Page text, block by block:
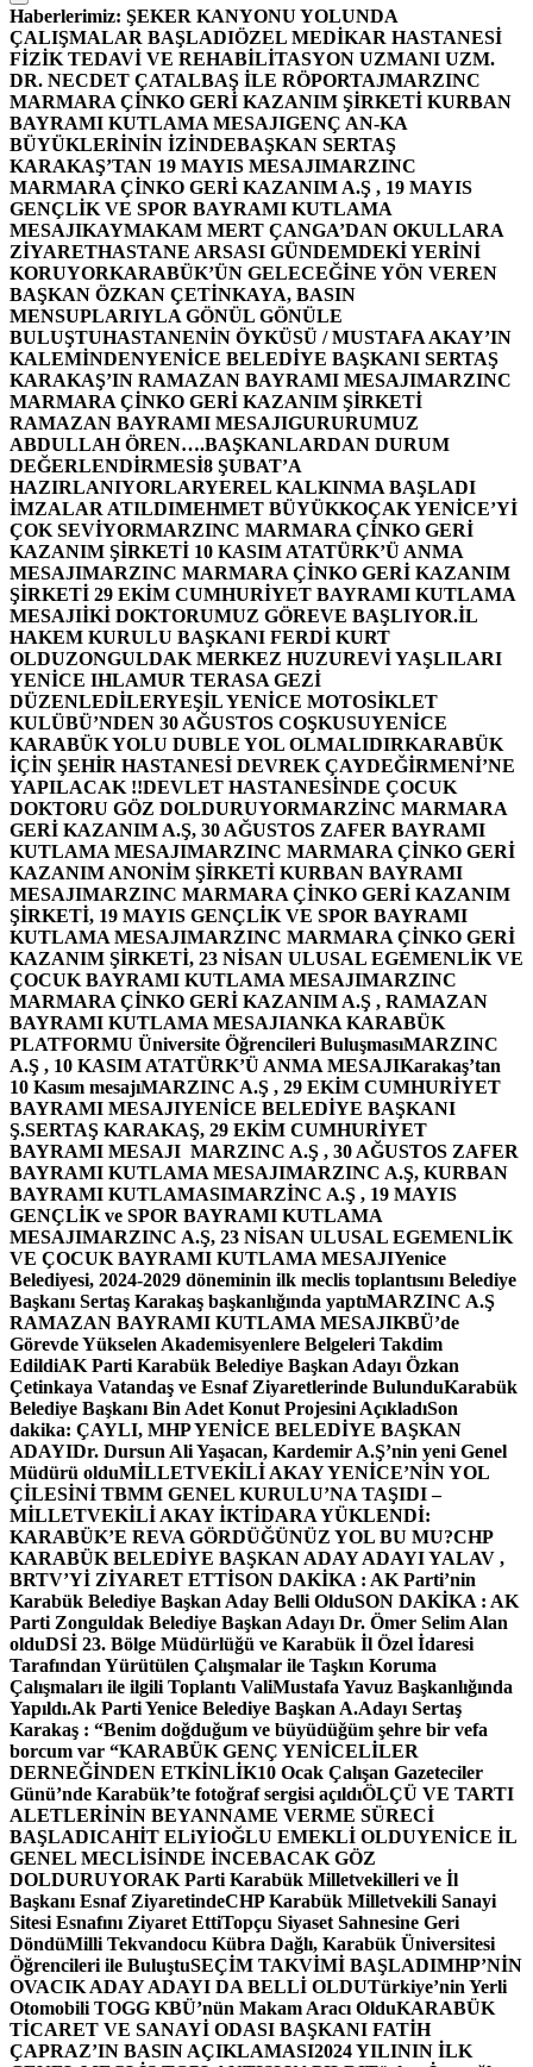
Haberlerimiz: ŞEKER KANYONU YOLUNDA
ÇALIŞMALAR BAŞLADIÖZEL MEDİKAR HASTANESİ
FİZİK TEDAVİ VE REHABİLİTASYON UZMANI UZM.
DR. NECDET ÇATALBAŞ İLE RÖPORTAJMARZINC
MARMARA ÇİNKO GERİ KAZANIM ŞİRKETİ KURBAN
BAYRAMI KUTLAMA MESAJIGENÇ AN-KA
BÜYÜKLERİNİN İZİNDEBAŞKAN SERTAŞ
KARAKAŞ’TAN 19 MAYIS MESAJIMARZINC
MARMARA ÇİNKO GERİ KAZANIM A.Ş , 19 MAYIS
GENÇLİK VE SPOR BAYRAMI KUTLAMA
MESAJIKAYMAKAM MERT ÇANGA’DAN OKULLARA
ZİYARETHASTANE ARSASI GÜNDEMDEKİ YERİNİ
KORUYORKARABÜK’ÜN GELECEĞİNE YÖN VEREN
BAŞKAN ÖZKAN ÇETİNKAYA, BASIN
MENSUPLARIYLA GÖNÜL GÖNÜLE
BULUŞTUHASTANENİN ÖYKÜSÜ / MUSTAFA AKAY’IN
KALEMİNDENYENİCE BELEDİYE BAŞKANI SERTAŞ
KARAKAŞ’IN RAMAZAN BAYRAMI MESAJIMARZINC
MARMARA ÇİNKO GERİ KAZANIM ŞİRKETİ
RAMAZAN BAYRAMI MESAJIGURURUMUZ
ABDULLAH ÖREN….BAŞKANLARDAN DURUM
DEĞERLENDİRMESİ8 ŞUBAT’A
HAZIRLANIYORLARYEREL KALKINMA BAŞLADI
İMZALAR ATILDIMEHMET BÜYÜKKOÇAK YENİCE’Yİ
ÇOK SEVİYORMARZINC MARMARA ÇİNKO GERİ
KAZANIM ŞİRKETİ 10 KASIM ATATÜRK’Ü ANMA
MESAJIMARZINC MARMARA ÇİNKO GERİ KAZANIM
ŞİRKETİ 29 EKİM CUMHURİYET BAYRAMI KUTLAMA
MESAJIİKİ DOKTORUMUZ GÖREVE BAŞLIYOR.İL
HAKEM KURULU BAŞKANI FERDİ KURT
OLDUZONGULDAK MERKEZ HUZUREVİ YAŞLILARI
YENİCE IHLAMUR TERASA GEZİ
DÜZENLEDİLERYEŞİL YENİCE MOTOSİKLET
KULÜBÜ’NDEN 30 AĞUSTOS COŞKUSUYENİCE
KARABÜK YOLU DUBLE YOL OLMALIDIRKARABÜK
İÇİN ŞEHİR HASTANESİ DEVREK ÇAYDEĞİRMENİ’NE
YAPILACAK !!DEVLET HASTANESİNDE ÇOCUK
DOKTORU GÖZ DOLDURUYORMARZİNC MARMARA
GERİ KAZANIM A.Ş, 30 AĞUSTOS ZAFER BAYRAMI
KUTLAMA MESAJIMARZINC MARMARA ÇİNKO GERİ
KAZANIM ANONİM ŞİRKETİ KURBAN BAYRAMI
MESAJIMARZINC MARMARA ÇİNKO GERİ KAZANIM
ŞİRKETİ, 19 MAYIS GENÇLİK VE SPOR BAYRAMI
KUTLAMA MESAJIMARZINC MARMARA ÇİNKO GERİ
KAZANIM ŞİRKETİ, 23 NİSAN ULUSAL EGEMENLİK VE
ÇOCUK BAYRAMI KUTLAMA MESAJIMARZINC
MARMARA ÇİNKO GERİ KAZANIM A.Ş , RAMAZAN
BAYRAMI KUTLAMA MESAJIANKA KARABÜK
PLATFORMU Üniversite Öğrencileri BuluşmasıMARZINC
A.Ş , 10 KASIM ATATÜRK’Ü ANMA MESAJIKarakaş’tan
10 Kasım mesajıMARZINC A.Ş , 29 EKİM CUMHURİYET
BAYRAMI MESAJIYENİCE BELEDİYE BAŞKANI
Ş.SERTAŞ KARAKAŞ, 29 EKİM CUMHURİYET
BAYRAMI MESAJI MARZINC A.Ş , 30 AĞUSTOS ZAFER
BAYRAMI KUTLAMA MESAJIMARZINC A.Ş, KURBAN
BAYRAMI KUTLAMASIMARZİNC A.Ş , 19 MAYIS
GENÇLİK ve SPOR BAYRAMI KUTLAMA
MESAJIMARZINC A.Ş, 23 NİSAN ULUSAL EGEMENLİK
VE ÇOCUK BAYRAMI KUTLAMA MESAJIYenice
Belediyesi, 2024-2029 döneminin ilk meclis toplantısını Belediye
Başkanı Sertaş Karakaş başkanlığında yaptıMARZINC A.Ş
RAMAZAN BAYRAMI KUTLAMA MESAJIKBÜ’de
Görevde Yükselen Akademisyenlere Belgeleri Takdim
EdildiAK Parti Karabük Belediye Başkan Adayı Özkan
Çetinkaya Vatandaş ve Esnaf Ziyaretlerinde BulunduKarabük
Belediye Başkanı Bin Adet Konut Projesini AçıkladıSon
dakika: ÇAYLI, MHP YENİCE BELEDİYE BAŞKAN
ADAYIDr. Dursun Ali Yaşacan, Kardemir A.Ş’nin yeni Genel
Müdürü olduMİLLETVEKİLİ AKAY YENİCE’NİN YOL
ÇİLESİNİ TBMM GENEL KURULU’NA TAŞIDI –
MİLLETVEKİLİ AKAY İKTİDARA YÜKLENDİ:
KARABÜK’E REVA GÖRDÜĞÜNÜZ YOL BU MU?CHP
KARABÜK BELEDİYE BAŞKAN ADAY ADAYI YALAV ,
BRTV’Yİ ZİYARET ETTİSON DAKİKA : AK Parti’nin
Karabük Belediye Başkan Aday Belli OlduSON DAKİKA : AK
Parti Zonguldak Belediye Başkan Adayı Dr. Ömer Selim Alan
olduDSİ 23. Bölge Müdürlüğü ve Karabük İl Özel İdaresi
Tarafından Yürütülen Çalışmalar ile Taşkın Koruma
Çalışmaları ile ilgili Toplantı ValiMustafa Yavuz Başkanlığında
Yapıldı.Ak Parti Yenice Belediye Başkan A.Adayı Sertaş
Karakaş : “Benim doğduğum ve büyüdüğüm şehre bir vefa
borcum var “KARABÜK GENÇ YENİCELİLER
DERNEĞİNDEN ETKİNLİK10 Ocak Çalışan Gazeteciler
Günü’nde Karabük’te fotoğraf sergisi açıldıÖLÇÜ VE TARTI
ALETLERİNİN BEYANNAME VERME SÜRECİ
BAŞLADICAHİT ELiYİOĞLU EMEKLİ OLDUYENİCE İL
GENEL MECLİSİNDE İNCEBACAK GÖZ
DOLDURUYORAK Parti Karabük Milletvekilleri ve İl
Başkanı Esnaf ZiyaretindeCHP Karabük Milletvekili Sanayi
Sitesi Esnafını Ziyaret EttiTopçu Siyaset Sahnesine Geri
DöndüMilli Tekvandocu Kübra Dağlı, Karabük Üniversitesi
Öğrencileri ile BuluştuSEÇİM TAKVİMİ BAŞLADIMHP’NİN
OVACIK ADAY ADAYI DA BELLİ OLDUTürkiye’nin Yerli
Otomobili TOGG KBÜ’nün Makam Aracı OlduKARABÜK
TİCARET VE SANAYİ ODASI BAŞKANI FATİH
ÇAPRAZ’IN BASIN AÇIKLAMASI2024 YILININ İLK